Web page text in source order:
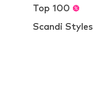
Top 100
Scandi Styles